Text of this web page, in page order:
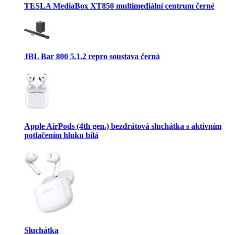
TESLA MediaBox XT850 multimediální centrum černé
JBL Bar 800 5.1.2 repro soustava černá
Apple AirPods (4th gen.) bezdrátová sluchátka s aktivním
potlačením hluku bílá
Sluchátka